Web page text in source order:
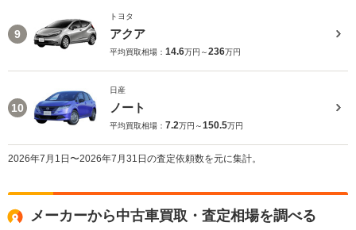
9
トヨタ
アクア
平均買取相場： 14.6万円～236万円
10
日産
ノート
平均買取相場： 7.2万円～150.5万円
2026年7月1日〜2026年7月31日の査定依頼数を元に集計。
メーカーから中古車買取・査定相場を調べる